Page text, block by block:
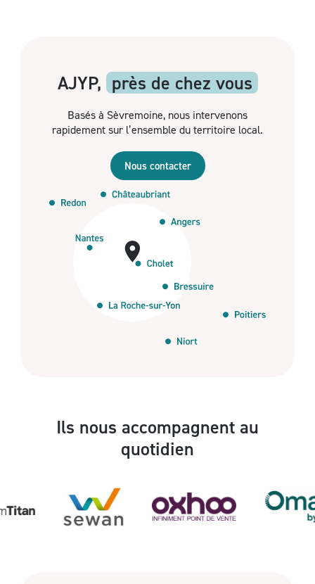
AJYP, près de chez vous
Basés à Sèvremoine, nous intervenons
rapidement sur l’ensemble du territoire local.
Nous contacter
Ils nous accompagnent au
quotidien